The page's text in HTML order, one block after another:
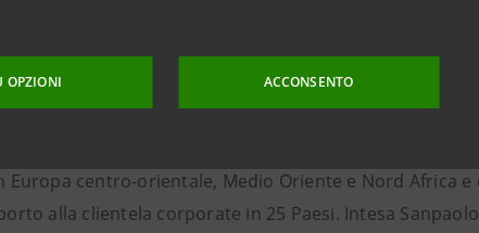
OPZIONI ACCONSENTO
principale Banca in Italia e una delle più solide e
di corporate investment banking, gestione del
conta circa 13,5 milioni di clienti in Italia, serviti
di clienti all’estero, dove è presente con banche
Europa centro-orientale, Medio Oriente e Nord Africa
alla clientela corporate in 25 Paesi. Intesa